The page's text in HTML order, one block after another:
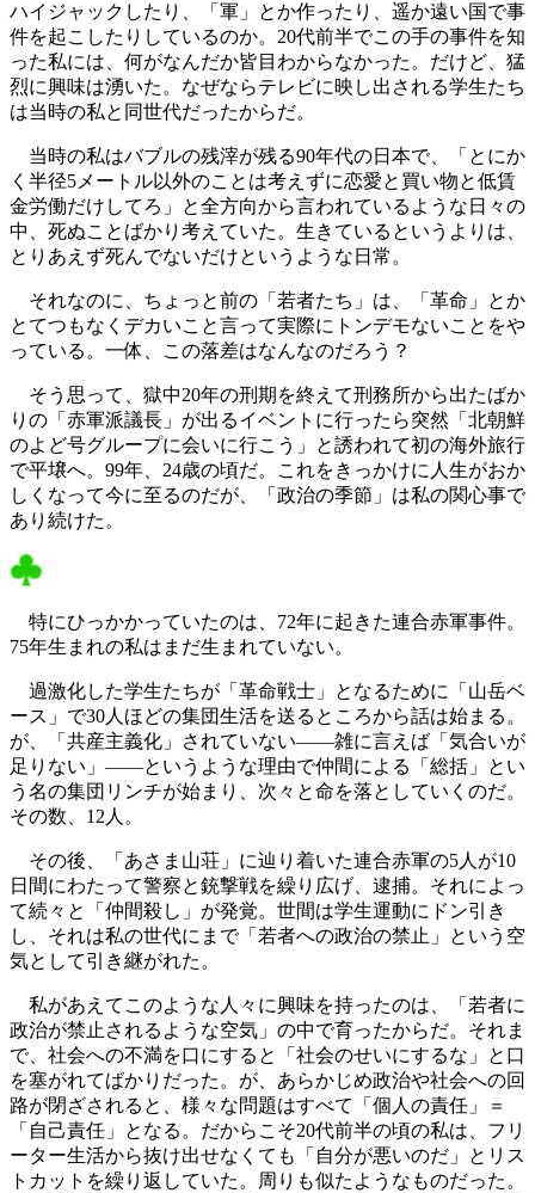
ハイジャックしたり、「軍」とか作ったり、遥か遠い国で事
件を起こしたりしているのか。20代前半でこの手の事件を知
った私には、何がなんだか皆目わからなかった。だけど、猛
烈に興味は湧いた。なぜならテレビに映し出される学生たち
は当時の私と同世代だったからだ。
当時の私はバブルの残滓が残る90年代の日本で、「とにか
く半径5メートル以外のことは考えずに恋愛と買い物と低賃
金労働だけしてろ」と全方向から言われているような日々の
中、死ぬことばかり考えていた。生きているというよりは、
とりあえず死んでないだけというような日常。
それなのに、ちょっと前の「若者たち」は、「革命」とか
とてつもなくデカいこと言って実際にトンデモないことをや
っている。一体、この落差はなんなのだろう？
そう思って、獄中20年の刑期を終えて刑務所から出たばか
りの「赤軍派議長」が出るイベントに行ったら突然「北朝鮮
のよど号グループに会いに行こう」と誘われて初の海外旅行
で平壌へ。99年、24歳の頃だ。これをきっかけに人生がおか
しくなって今に至るのだが、「政治の季節」は私の関心事で
あり続けた。
特にひっかかっていたのは、72年に起きた連合赤軍事件。
75年生まれの私はまだ生まれていない。
過激化した学生たちが「革命戦士」となるために「山岳ベ
ース」で30人ほどの集団生活を送るところから話は始まる。
が、「共産主義化」されていない――雑に言えば「気合いが
足りない」――というような理由で仲間による「総括」とい
う名の集団リンチが始まり、次々と命を落としていくのだ。
その数、12人。
その後、「あさま山荘」に辿り着いた連合赤軍の5人が10
日間にわたって警察と銃撃戦を繰り広げ、逮捕。それによっ
て続々と「仲間殺し」が発覚。世間は学生運動にドン引き
し、それは私の世代にまで「若者への政治の禁止」という空
気として引き継がれた。
私があえてこのような人々に興味を持ったのは、「若者に
政治が禁止されるような空気」の中で育ったからだ。それま
で、社会への不満を口にすると「社会のせいにするな」と口
を塞がれてばかりだった。が、あらかじめ政治や社会への回
路が閉ざされると、様々な問題はすべて「個人の責任」＝
「自己責任」となる。だからこそ20代前半の頃の私は、フリ
ーター生活から抜け出せなくても「自分が悪いのだ」とリス
トカットを繰り返していた。周りも似たようなものだった。